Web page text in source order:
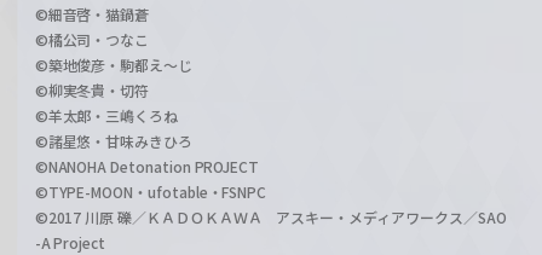
©細音啓・猫鍋蒼
©橘公司・つなこ
©築地俊彦・駒都え～じ
©柳実冬貴・切符
©羊太郎・三嶋くろね
©諸星悠・甘味みきひろ
©NANOHA Detonation PROJECT
©TYPE-MOON・ufotable・FSNPC
©2017 川原 礫／ＫＡＤＯＫＡＷＡ アスキー・メディアワークス／SAO
-A Project